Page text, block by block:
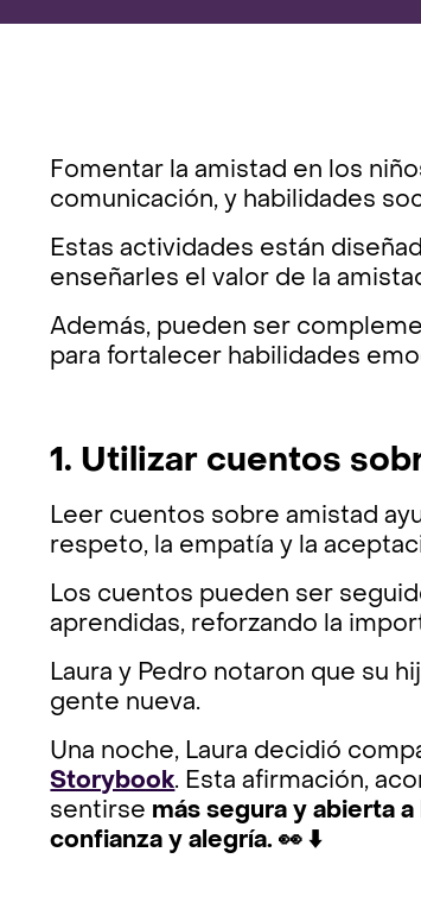
Fomentar la amistad en los
comunicación, y habilidades
Estas actividades están
enseñarles el valor de la
Además, pueden ser
para fortalecer habilidades
1. Utilizar cuentos
Leer cuentos sobre amistad
respeto, la empatía y la
Los cuentos pueden ser
aprendidas, reforzando la
Laura y Pedro notaron que su
gente nueva.
Una noche, Laura decidió
Storybook. Esta afirmación,
sentirse más segura y abierta
confianza y alegría. 👀 ⬇️